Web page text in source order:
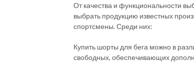
От качества и функциональности
выбрать продукцию известных
спортсмены. Среди них:
Купить шорты для бега можно в
свободных, обеспечивающих